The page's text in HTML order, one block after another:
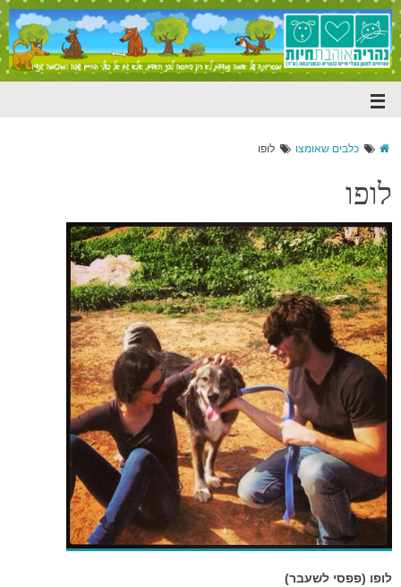
כלבים שאומצו לופו
לופו
לופו (פפסי לשעבר)